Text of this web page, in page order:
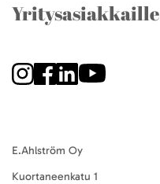
Yritysasiakkaille
E.Ahlström Oy
Kuortaneenkatu 1